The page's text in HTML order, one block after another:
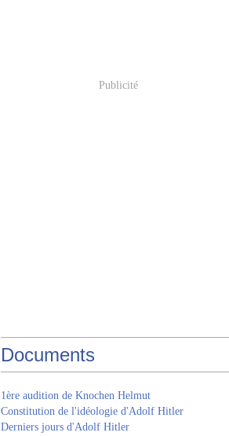
Publicité
Documents
1ère audition de Knochen Helmut
Constitution de l'idéologie d'Adolf Hitler
Derniers jours d'Adolf Hitler